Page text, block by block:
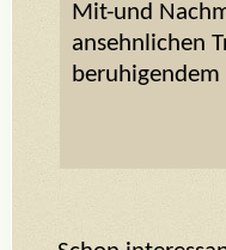
Mit-und
ansehnlichen
beruhigendem